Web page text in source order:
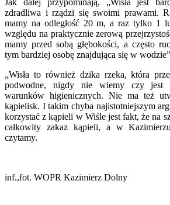
zdradliwa i rządzi się swoimi prawami.
mamy na odległość 20 m, a raz tylko 1
względu na praktycznie zerową
mamy przed sobą głębokości, a często
tym bardziej osobę znajdująca się w
„Wisła to również dzika rzeka, która
podwodne, nigdy nie wiemy czy jest
warunków higienicznych. Nie ma też
kąpielisk. I takim chyba najistotniejszym
korzystać z kąpieli w Wiśle jest fakt, że na
całkowity zakaz kąpieli, a w
czytamy.
inf.,fot. WOPR Kazimierz Dolny